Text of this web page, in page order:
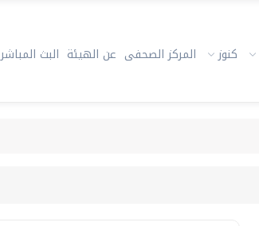
كنوز المركز الصحفى عن الهيئة البث المباشر